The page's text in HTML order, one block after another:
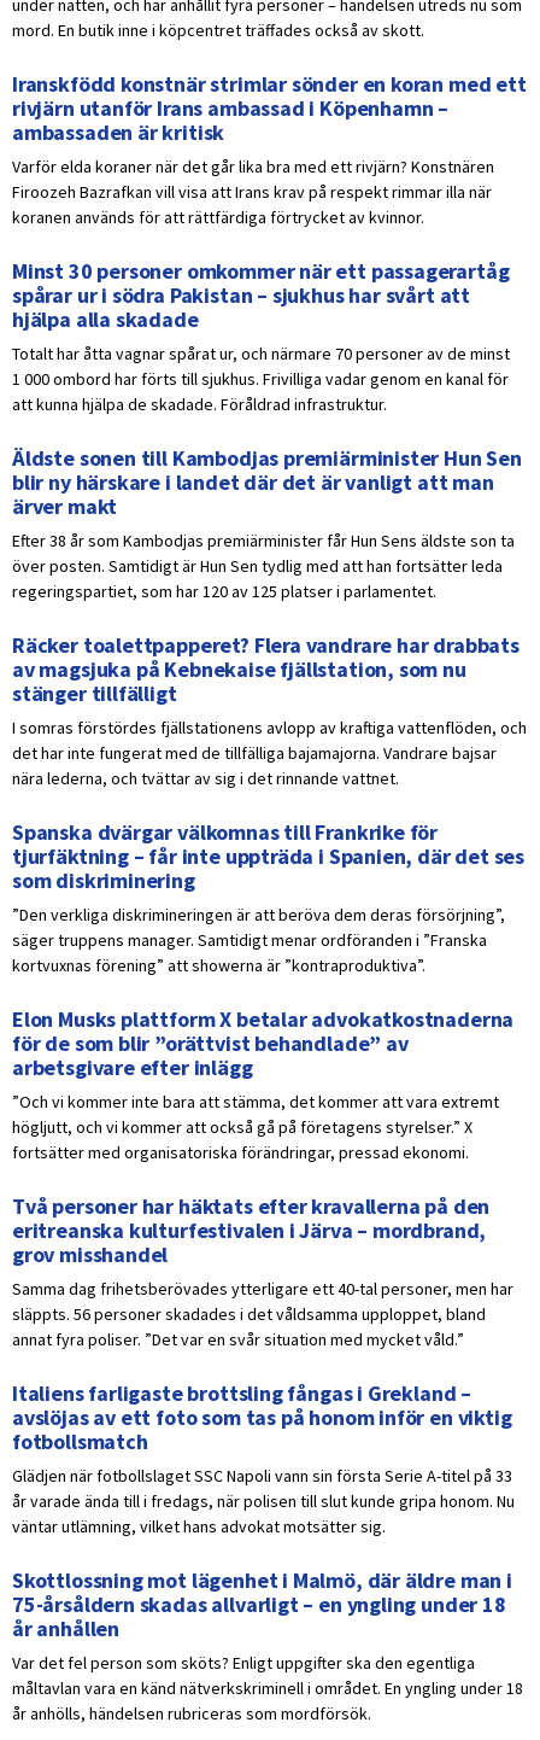
under natten, och har anhållit fyra personer – händelsen utreds nu som
mord. En butik inne i köpcentret träffades också av skott.
Iranskfödd konstnär strimlar sönder en koran med ett
rivjärn utanför Irans ambassad i Köpenhamn –
ambassaden är kritisk
Varför elda koraner när det går lika bra med ett rivjärn? Konstnären
Firoozeh Bazrafkan vill visa att Irans krav på respekt rimmar illa när
koranen används för att rättfärdiga förtrycket av kvinnor.
Minst 30 personer omkommer när ett passagerartåg
spårar ur i södra Pakistan – sjukhus har svårt att
hjälpa alla skadade
Totalt har åtta vagnar spårat ur, och närmare 70 personer av de minst
1 000 ombord har förts till sjukhus. Frivilliga vadar genom en kanal för
att kunna hjälpa de skadade. Föråldrad infrastruktur.
Äldste sonen till Kambodjas premiärminister Hun Sen
blir ny härskare i landet där det är vanligt att man
ärver makt
Efter 38 år som Kambodjas premiärminister får Hun Sens äldste son ta
över posten. Samtidigt är Hun Sen tydlig med att han fortsätter leda
regeringspartiet, som har 120 av 125 platser i parlamentet.
Räcker toalettpapperet? Flera vandrare har drabbats
av magsjuka på Kebnekaise fjällstation, som nu
stänger tillfälligt
I somras förstördes fjällstationens avlopp av kraftiga vattenflöden, och
det har inte fungerat med de tillfälliga bajamajorna. Vandrare bajsar
nära lederna, och tvättar av sig i det rinnande vattnet.
Spanska dvärgar välkomnas till Frankrike för
tjurfäktning – får inte uppträda i Spanien, där det ses
som diskriminering
”Den verkliga diskrimineringen är att beröva dem deras försörjning”,
säger truppens manager. Samtidigt menar ordföranden i ”Franska
kortvuxnas förening” att showerna är ”kontraproduktiva”.
Elon Musks plattform X betalar advokatkostnaderna
för de som blir ”orättvist behandlade” av
arbetsgivare efter inlägg
”Och vi kommer inte bara att stämma, det kommer att vara extremt
högljutt, och vi kommer att också gå på företagens styrelser.” X
fortsätter med organisatoriska förändringar, pressad ekonomi.
Två personer har häktats efter kravallerna på den
eritreanska kulturfestivalen i Järva – mordbrand,
grov misshandel
Samma dag frihetsberövades ytterligare ett 40-tal personer, men har
släppts. 56 personer skadades i det våldsamma upploppet, bland
annat fyra poliser. ”Det var en svår situation med mycket våld.”
Italiens farligaste brottsling fångas i Grekland –
avslöjas av ett foto som tas på honom inför en viktig
fotbollsmatch
Glädjen när fotbollslaget SSC Napoli vann sin första Serie A-titel på 33
år varade ända till i fredags, när polisen till slut kunde gripa honom. Nu
väntar utlämning, vilket hans advokat motsätter sig.
Skottlossning mot lägenhet i Malmö, där äldre man i
75-årsåldern skadas allvarligt – en yngling under 18
år anhållen
Var det fel person som sköts? Enligt uppgifter ska den egentliga
måltavlan vara en känd nätverkskriminell i området. En yngling under 18
år anhölls, händelsen rubriceras som mordförsök.